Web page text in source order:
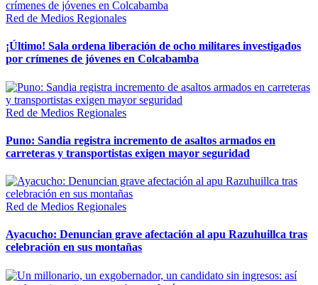
Red de Medios Regionales
¡Último! Sala ordena liberación de ocho militares investigados
por crímenes de jóvenes en Colcabamba
Red de Medios Regionales
Puno: Sandia registra incremento de asaltos armados en
carreteras y transportistas exigen mayor seguridad
Red de Medios Regionales
Ayacucho: Denuncian grave afectación al apu Razuhuillca tras
celebración en sus montañas